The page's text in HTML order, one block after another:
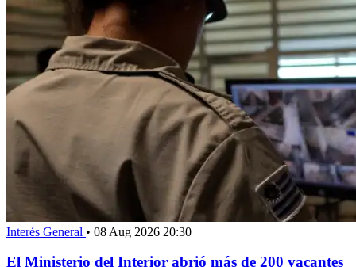
Interés General • 08 Aug 2026 20:30
El Ministerio del Interior abrió más de 200 vacantes